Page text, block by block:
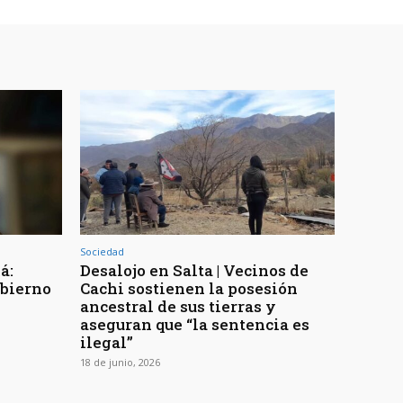
Sociedad
Desalojo en Salta | Vecinos de
Cachi sostienen la posesión
ancestral de sus tierras y
aseguran que “la sentencia es
ilegal”
18 de junio, 2026